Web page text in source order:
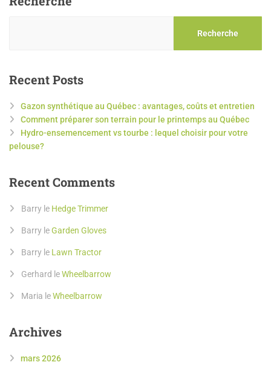
Recherche
Recent Posts
Gazon synthétique au Québec : avantages, coûts et entretien
Comment préparer son terrain pour le printemps au Québec
Hydro-ensemencement vs tourbe : lequel choisir pour votre
pelouse?
Recent Comments
Barry le Hedge Trimmer
Barry leGarden Gloves
Barry le Lawn Tractor
Gerhard leWheelbarrow
Maria leWheelbarrow
Archives
mars 2026